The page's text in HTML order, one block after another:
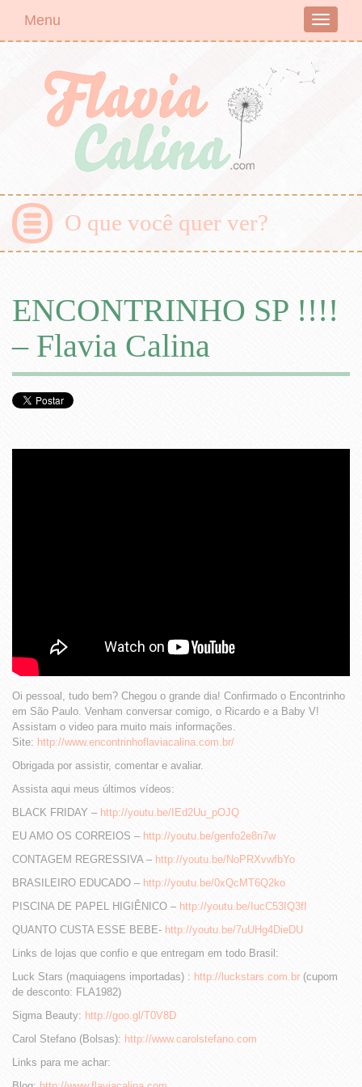
Toggle
Menu
O que você quer ver?
ENCONTRINHO SP !!!!
– Flavia Calina
Oi pessoal, tudo bem? Chegou o grande dia! Confirmado o Encontrinho
em São Paulo. Venham conversar comigo, o Ricardo e a Baby V!
Assistam o video para muito mais informações.
Site: http://www.encontrinhoflaviacalina.com.br/
Obrigada por assistir, comentar e avaliar.
Assista aqui meus últimos vídeos:
BLACK FRIDAY – http://youtu.be/IEd2Uu_pOJQ
EU AMO OS CORREIOS – http://youtu.be/genfo2e8n7w
CONTAGEM REGRESSIVA – http://youtu.be/NoPRXvwfbYo
BRASILEIRO EDUCADO – http://youtu.be/0xQcMT6Q2ko
PISCINA DE PAPEL HIGIÊNICO – http://youtu.be/IucC53IQ3fI
QUANTO CUSTA ESSE BEBE- http://youtu.be/7uUHg4DieDU
Links de lojas que confio e que entregam em todo Brasil:
Luck Stars (maquiagens importadas) : http://luckstars.com.br (cupom
de desconto: FLA1982)
Sigma Beauty: http://goo.gl/T0V8D
Carol Stefano (Bolsas): http://www.carolstefano.com
Links para me achar: